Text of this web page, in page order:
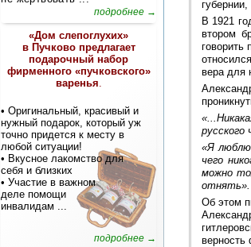
подробнее →
«Дом слепоглухих»
в Пучково предлагает
подарочный набор
фирменного «пучковского»
варенья.
• Оригинальный, красивый и
нужный подарок, который уж
точно придется к месту в
любой ситуации!
• Вкусное лакомство для
себя и близких
• Участие в важном
деле помощи
инвалидам ...
подробнее →
В 1921
втором
говорить
вера для
русского
«Я люблю
чего
можно
отнять».
Об этом
верность